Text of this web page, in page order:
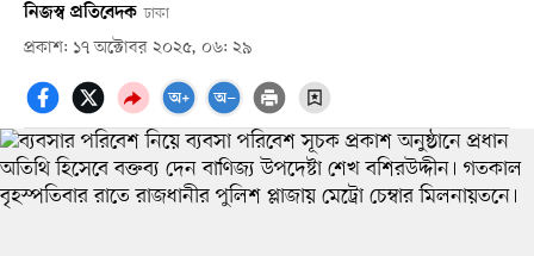
নিজস্ব প্রতিবেদক ঢাকা
প্রকাশ: ১৭ অক্টোবর ২০২৫, ০৬: ২৯